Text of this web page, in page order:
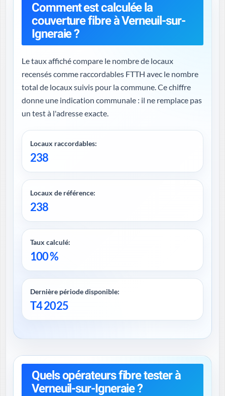
Comment est calculée la
couverture fibre à Verneuil-sur-
Igneraie ?
Le taux affiché compare le nombre de locaux
recensés comme raccordables FTTH avec le nombre
total de locaux suivis pour la commune. Ce chiffre
donne une indication communale : il ne remplace pas
un test à l'adresse exacte.
Locaux raccordables:
238
Locaux de référence:
238
Taux calculé:
100 %
Dernière période disponible:
T4 2025
Quels opérateurs fibre tester à
Verneuil-sur-Igneraie ?